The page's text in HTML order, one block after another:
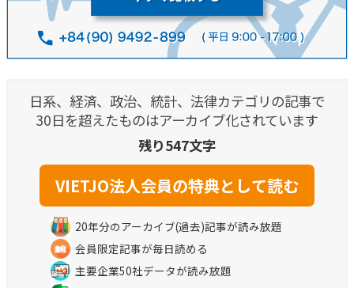
日系、経済、政治、統計、法律カテゴリの記事で
30日を超えたものはアーカイブ化されています
残り547文字
20年分のアーカイブ(過去)記事が読み放題
会員限定記事が毎日読める
主要企業50社データが読み放題